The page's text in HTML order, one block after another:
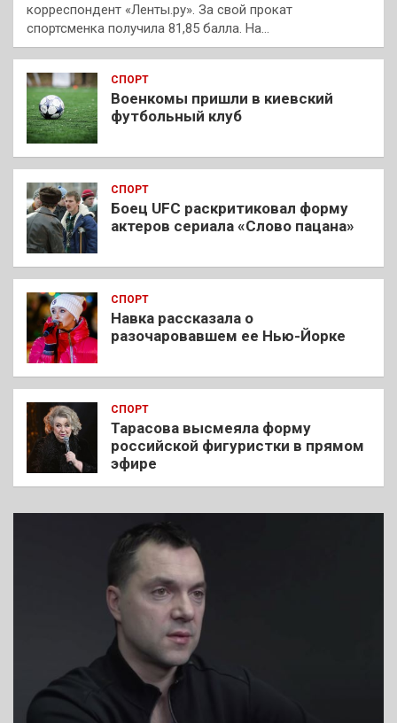
корреспондент «Ленты.ру». За свой прокат
спортсменка получила 81,85 балла. На…
СПОРТ
Военкомы пришли в киевский
футбольный клуб
СПОРТ
Боец UFC раскритиковал форму
актеров сериала «Слово пацана»
СПОРТ
Навка рассказала о
разочаровавшем ее Нью-Йорке
СПОРТ
Тарасова высмеяла форму
российской фигуристки в прямом
эфире